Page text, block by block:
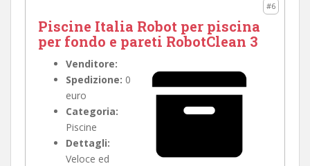
#6
Piscine Italia Robot per piscina
per fondo e pareti RobotClean 3
Venditore:
Spedizione: 0
euro
Categoria:
Piscine
Dettagli:
Veloce ed